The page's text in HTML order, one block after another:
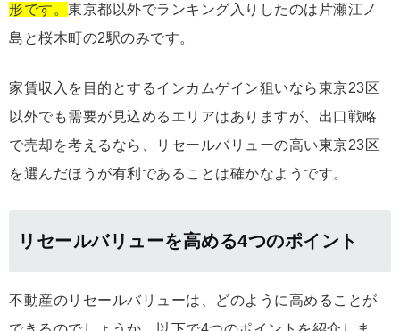
形です。 東京都以外でランキング入りしたのは片瀬江ノ
島と桜木町の2駅のみです。
家賃収入を目的とするインカムゲイン狙いなら東京23区
以外でも需要が見込めるエリアはありますが、出口戦略
で売却を考えるなら、リセールバリューの高い東京23区
を選んだほうが有利であることは確かなようです。
リセールバリューを高める4つのポイント
不動産のリセールバリューは、どのように高めることが